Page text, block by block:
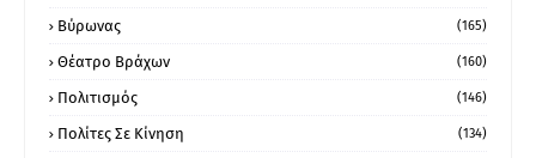
Βύρωνας (165)
Θέατρο Βράχων (160)
Πολιτισμός (146)
Πολίτες Σε Κίνηση (134)